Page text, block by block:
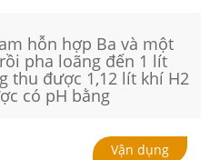
hỗn hợp Ba và một
pha loãng đến 1 lít
thu được 1,12 lít khí H2
có pH bằng
Vận dụng